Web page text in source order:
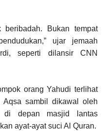
beribadah. Bukan tempat
ujar jemaah
seperti dilansir CNN
orang Yahudi terlihat
sambil dikawal oleh
di depan masjid lantas
ayat-ayat suci Al Quran.